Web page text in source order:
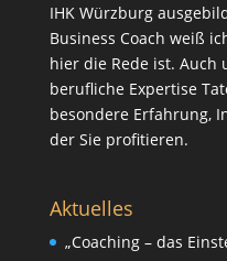
IHK Würzburg
Business Coach weiß
hier die Rede ist. Auch
berufliche Expertise
besondere Erfahrung,
der Sie profitieren.
Aktuelles
„Coaching – das